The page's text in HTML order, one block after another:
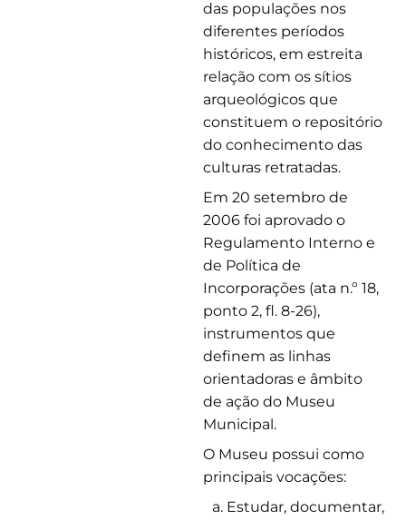
das populações nos
diferentes períodos
históricos, em estreita
relação com os sítios
arqueológicos que
constituem o repositório
do conhecimento das
culturas retratadas.
Em 20 setembro de
2006 foi aprovado o
Regulamento Interno e
de Política de
Incorporações (ata n.º 18,
ponto 2, fl. 8-26),
instrumentos que
definem as linhas
orientadoras e âmbito
de ação do Museu
Municipal.
O Museu possui como
principais vocações:
Estudar, documentar,